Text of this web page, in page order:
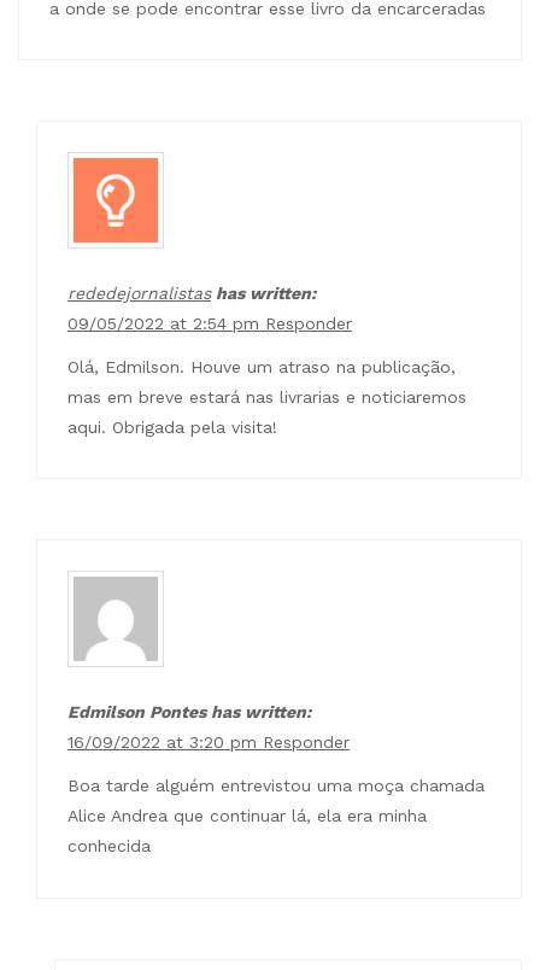
a onde se pode encontrar esse livro da encarceradas
rededejornalistashas written:
09/05/2022 at 2:54 pm Responder
Olá, Edmilson. Houve um atraso na publicação,
mas em breve estará nas livrarias e noticiaremos
aqui. Obrigada pela visita!
Edmilson Pontes has written:
16/09/2022 at 3:20 pm Responder
Boa tarde alguém entrevistou uma moça chamada
Alice Andrea que continuar lá, ela era minha
conhecida